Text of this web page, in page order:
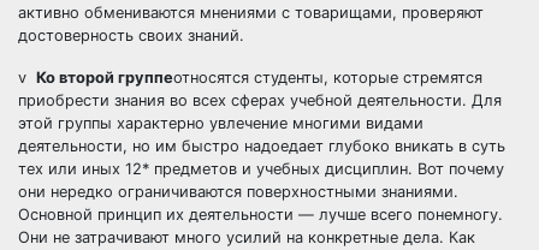
активно обмениваются мнениями с товарищами, проверяют
достоверность своих знаний.
v Ко второй группеотносятся студенты, которые стремятся
приобрести знания во всех сферах учебной деятельности. Для
этой группы характерно увлечение многими видами
деятельности, но им быстро надоедает глубоко вникать в суть
тех или иных 12* предметов и учебных дисциплин. Вот почему
они нередко ограничиваются поверхностными знаниями.
Основной принцип их деятельности — лучше всего понемногу.
Они не затрачивают много усилий на конкретные дела. Как